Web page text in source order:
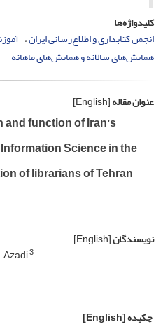
کلیدواژه‌ها
انجمن کتابداری و اطلاع‌رسانی ایران
همایش‌های سالانه و همایش‌های ماهانه
عنوان مقاله[English]
function of Iran’s
Science in the
of librarians of Tehran
نویسندگان[English]
Azadi3
چکیده[English]